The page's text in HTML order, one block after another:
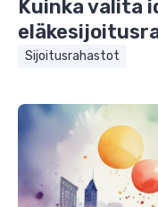
Kuinka valita
Sijoitusrahastot